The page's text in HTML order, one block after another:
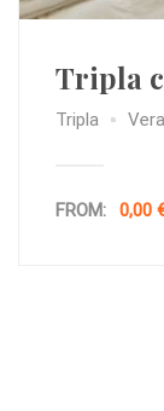
Tripla
Tripla
FROM: 0,00